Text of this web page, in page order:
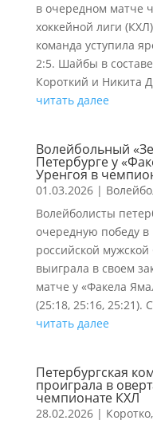
в очередном матче
хоккейной лиги
команда уступила
2:5. Шайбы в
Короткий и Никита
читать далее
Волейбольный
Петербурге у
Уренгоя в
01.03.2026|
Волейболисты
очередную победу
российской
выиграла в своем
матче у «Факела
(25:18, 25:16,
читать далее
Петербургская
проиграла в
чемпионате КХЛ
28.02.2026| Коротко,